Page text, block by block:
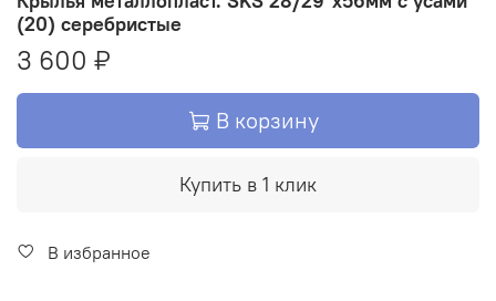
(20) серебристые
3 600 ₽
В корзину
Купить в 1 клик
В избранное